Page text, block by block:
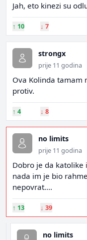
Jah, eto kinezi su
↑ 10 ↓ 7
strongx
prije 11 godina
Ova Kolinda tamam
protiv.
↑ 4 ↓ 8
no limits
prije 11 godina
Dobro je da katolike
nada im je bio
nepovrat....
↑ 13 ↓ 39
no limits